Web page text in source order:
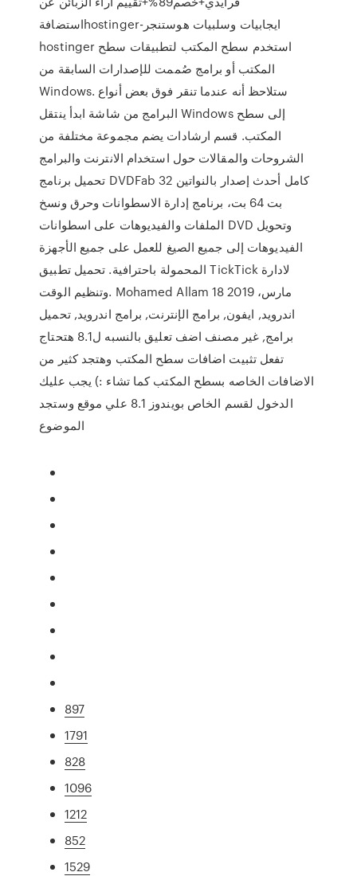
استضافةhostinger-ايجابيات وسلبيات هوستنجر
hostinger استخدم سطح المكتب لتطبيقات سطح
المكتب أو برامج صُممت للإصدارات السابقة من
Windows. ستلاحظ أنه عندما تنقر فوق بعض أنواع
البرامج من شاشة ابدأ ينتقل Windows إلى سطح
المكتب. قسم ارشادات يضم مجموعة مختلفة من
الشروحات والمقالات حول استخدام الانترنت والبرامج
تحميل برنامج DVDFab كامل أحدث إصدار بالنواتين 32
بت 64 بت، برنامج إدارة الاسطوانات وحرق ونسخ
الملفات والفيديوهات على اسطوانات DVD وتحويل
الفيديوهات إلى جميع الصيغ للعمل على جميع الأجهزة
المحمولة باحترافية. تحميل تطبيق TickTick لادارة
وتنظيم الوقت. Mohamed Allam 18 مارس، 2019
اندرويد, ايفون, برامج الإنترنت, برامج اندرويد, تحميل
برامج, غير مصنف اضف تعليق بالنسبه ل8.1 هتحتاج
تفعل تثبيت اضافات سطح المكتب وهتجد كثير من
الاضافات الخاصه بسطح المكتب كما تشاء :) يجب عليك
الدخول لقسم الخاص بويندوز 8.1 علي موقع وستجد
الموضوع
897
1791
828
1096
1212
852
1529